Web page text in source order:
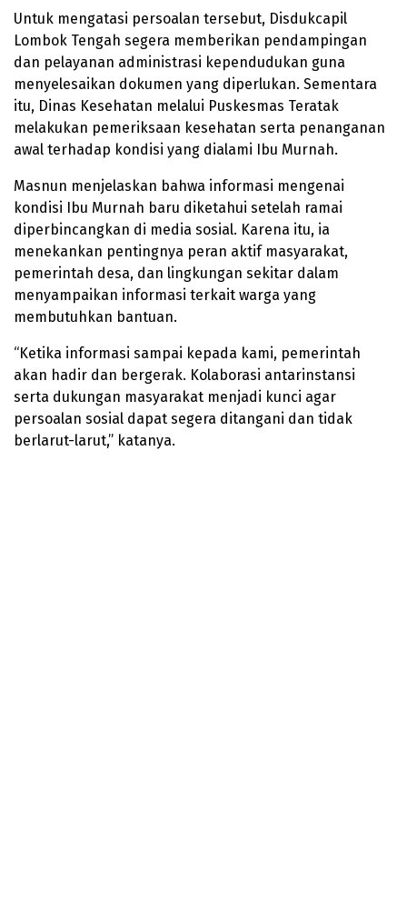
Untuk mengatasi persoalan tersebut, Disdukcapil
Lombok Tengah segera memberikan pendampingan
dan pelayanan administrasi kependudukan guna
menyelesaikan dokumen yang diperlukan. Sementara
itu, Dinas Kesehatan melalui Puskesmas Teratak
melakukan pemeriksaan kesehatan serta penanganan
awal terhadap kondisi yang dialami Ibu Murnah.
Masnun menjelaskan bahwa informasi mengenai
kondisi Ibu Murnah baru diketahui setelah ramai
diperbincangkan di media sosial. Karena itu, ia
menekankan pentingnya peran aktif masyarakat,
pemerintah desa, dan lingkungan sekitar dalam
menyampaikan informasi terkait warga yang
membutuhkan bantuan.
“Ketika informasi sampai kepada kami, pemerintah
akan hadir dan bergerak. Kolaborasi antarinstansi
serta dukungan masyarakat menjadi kunci agar
persoalan sosial dapat segera ditangani dan tidak
berlarut-larut,” katanya.